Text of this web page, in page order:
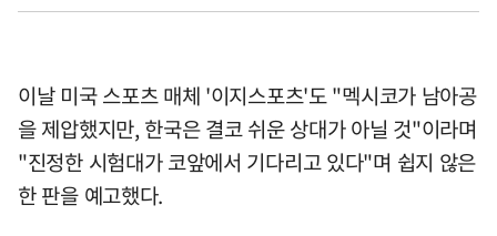
이날 미국 스포츠 매체 '이지스포츠'도 "멕시코가 남아공
을 제압했지만, 한국은 결코 쉬운 상대가 아닐 것"이라며
"진정한 시험대가 코앞에서 기다리고 있다"며 쉽지 않은
한 판을 예고했다.